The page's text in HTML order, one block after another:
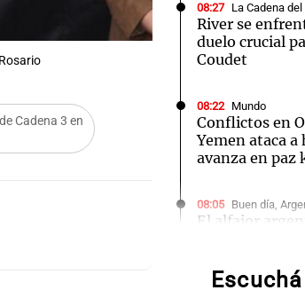
Cadena 3 en
08:27 La Cadena del
River se
duelo crucial
Coudet
08:22 Mundo
Conflictos en
Yemen ataca
avanza en paz
08:05 Buen día,
El alfajor
Audio.